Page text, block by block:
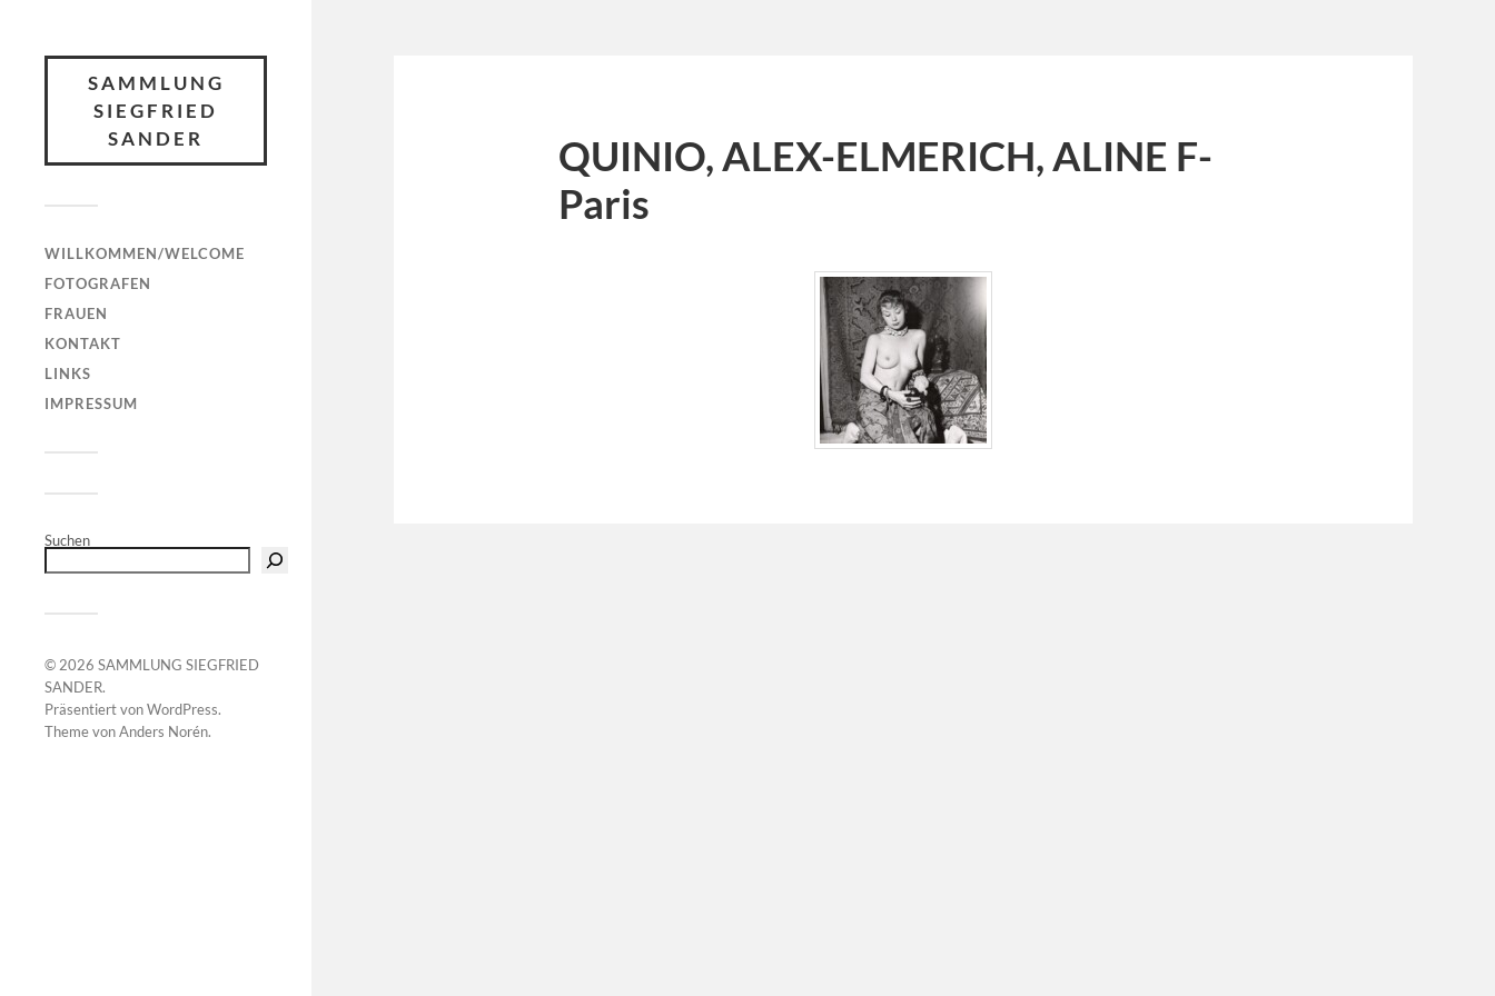
SAMMLUNG
SIEGFRIED
SANDER
WILLKOMMEN/WELCOME
FOTOGRAFEN
FRAUEN
KONTAKT
LINKS
IMPRESSUM
Suchen
© 2026 SAMMLUNG SIEGFRIED
SANDER.
Präsentiert vonWordPress.
Theme vonAnders Norén.
QUINIO, ALEX-ELMERICH, ALINE F-
Paris